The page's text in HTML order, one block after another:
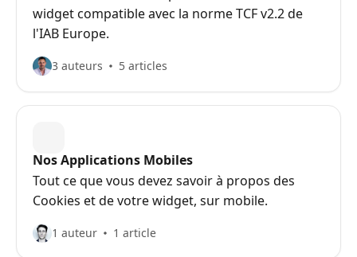
widget compatible avec la norme TCF v2.2 de
l'IAB Europe.
3 auteurs 5 articles
Nos Applications Mobiles
Tout ce que vous devez savoir à propos des
Cookies et de votre widget, sur mobile.
1 auteur 1 article